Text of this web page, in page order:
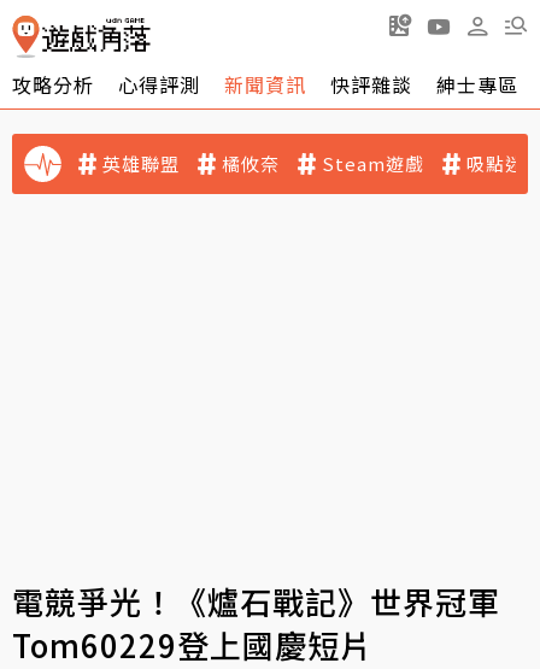
攻略分析 心得評測 新聞資訊 快評雜談 紳士專區
英雄聯盟 橘攸奈 Steam遊戲 吸點迷
電競爭光！《爐石戰記》世界冠軍
Tom60229登上國慶短片